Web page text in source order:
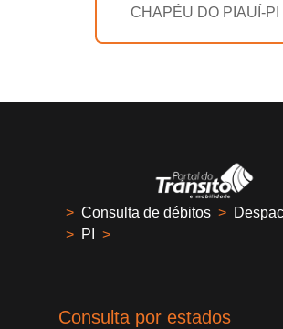
CHAPÉU DO PIAUÍ-PI
> Consulta de débitos >
> PI >
Consulta por estados